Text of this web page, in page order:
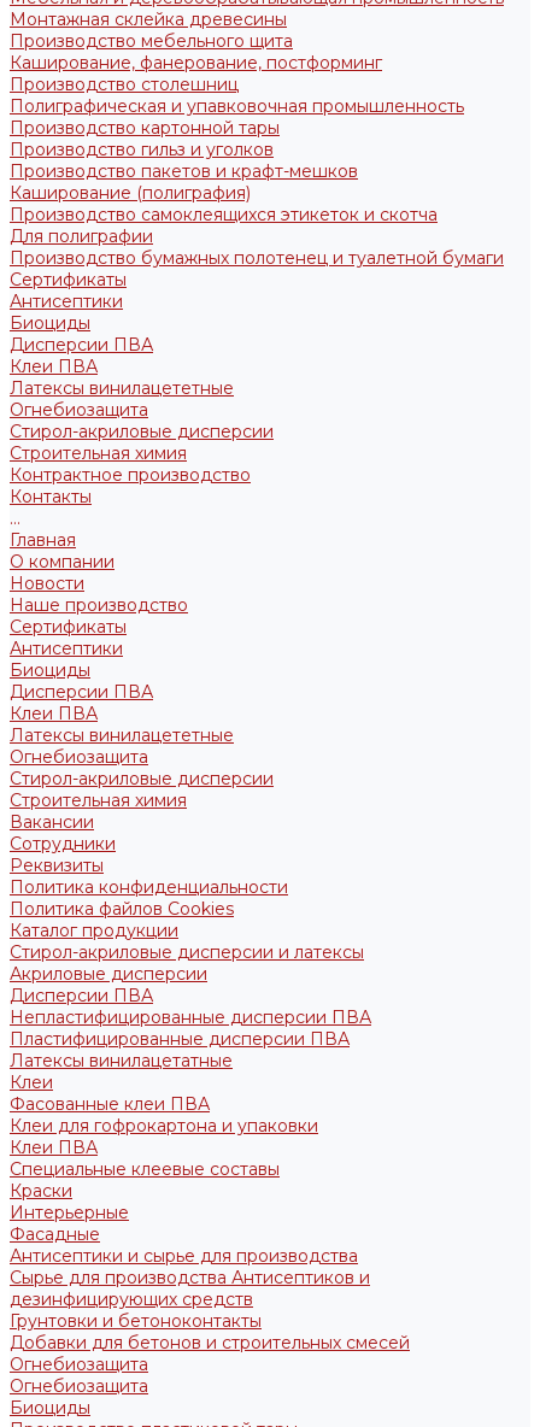
Монтажная склейка древесины
Производство мебельного щита
Каширование, фанерование, постформинг
Производство столешниц
Полиграфическая и упавковочная промышленность
Производство картонной тары
Производство гильз и уголков
Производство пакетов и крафт-мешков
Каширование (полиграфия)
Производство самоклеящихся этикеток и скотча
Для полиграфии
Производство бумажных полотенец и туалетной бумаги
Сертификаты
Антисептики
Биоциды
Дисперсии ПВА
Клеи ПВА
Латексы винилацететные
Огнебиозащита
Стирол-акриловые дисперсии
Строительная химия
Контрактное производство
Контакты
...
Главная
О компании
Новости
Наше производство
Сертификаты
Антисептики
Биоциды
Дисперсии ПВА
Клеи ПВА
Латексы винилацететные
Огнебиозащита
Стирол-акриловые дисперсии
Строительная химия
Вакансии
Сотрудники
Реквизиты
Политика конфиденциальности
Политика файлов Cookies
Каталог продукции
Стирол-акриловые дисперсии и латексы
Акриловые дисперсии
Дисперсии ПВА
Непластифицированные дисперсии ПВА
Пластифицированные дисперсии ПВА
Латексы винилацетатные
Клеи
Фасованные клеи ПВА
Клеи для гофрокартона и упаковки
Клеи ПВА
Специальные клеевые составы
Краски
Интерьерные
Фасадные
Антисептики и сырье для производства
Сырье для производства Антисептиков и
дезинфицирующих средств
Грунтовки и бетоноконтакты
Добавки для бетонов и строительных смесей
Огнебиозащита
Огнебиозащита
Биоциды